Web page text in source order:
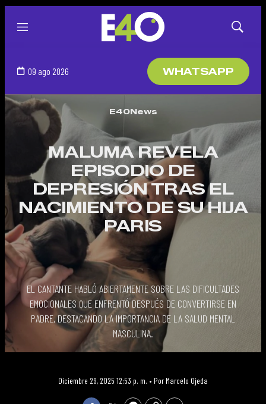
Menú
Mostrar
09 ago 2026 WHATSAPP
E40News
MALUMA REVELA
EPISODIO DE
DEPRESIÓN TRAS EL
NACIMIENTO DE SU HIJA
PARIS
EL CANTANTE HABLÓ ABIERTAMENTE SOBRE LAS DIFICULTADES
EMOCIONALES QUE ENFRENTÓ DESPUÉS DE CONVERTIRSE EN
PADRE, DESTACANDO LA IMPORTANCIA DE LA SALUD MENTAL
MASCULINA.
Diciembre 29, 2025 12:53 p. m. • Por Marcelo Ojeda